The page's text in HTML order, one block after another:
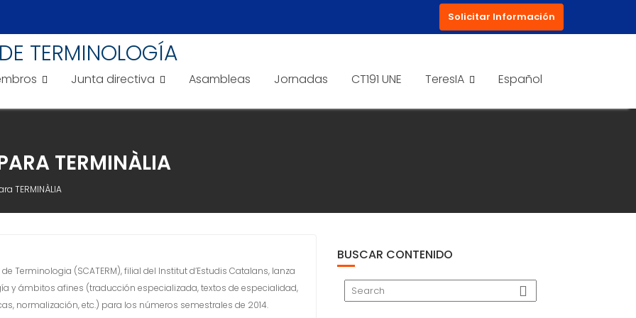
Solicitar Información
TERMINOLOGÍA
Junta directiva Asambleas Jornadas CT191 UNE TeresIA Español
TERMINÀLIA
TERMINÀLIA
Terminologia (SCATERM), filial del Institut d’Estudis Catalans, lanza
y ámbitos afines (traducción especializada, textos de especialidad,
normalización, etc.) para los números semestrales de 2014.
BUSCAR CONTENIDO